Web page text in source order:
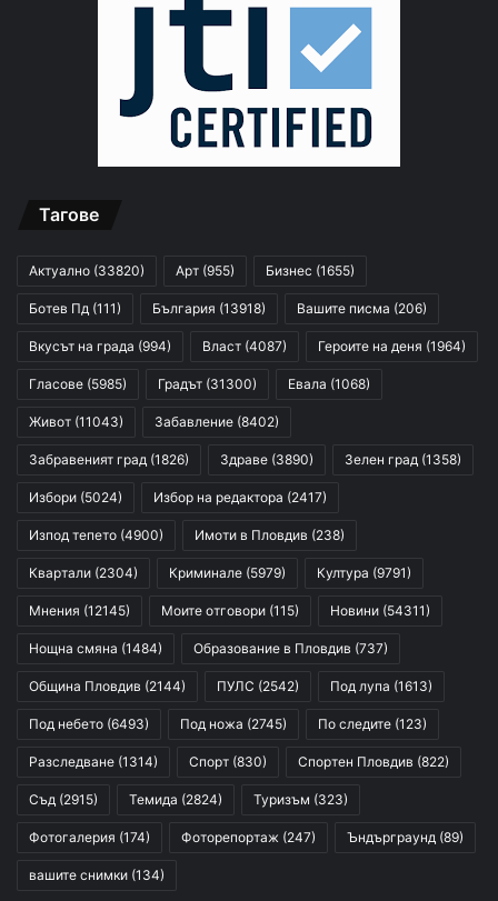
Тагове
Актуално (33820) Арт (955) Бизнес (1655)
Ботев Пд (111) България (13918) Вашите писма (206)
Вкусът на града (994) Власт (4087) Героите на деня (1964)
Гласове (5985) Градът (31300) Евала (1068)
Живот (11043) Забавление (8402)
Забравеният град (1826) Здраве (3890) Зелен град (1358)
Избори (5024) Избор на редактора (2417)
Изпод тепето (4900) Имоти в Пловдив (238)
Квартали (2304) Криминале (5979) Култура (9791)
Мнения (12145) Моите отговори (115) Новини (54311)
Нощна смяна (1484) Образование в Пловдив (737)
Община Пловдив (2144) ПУЛС (2542) Под лупа (1613)
Под небето (6493) Под ножа (2745) По следите (123)
Разследване (1314) Спорт (830) Спортен Пловдив (822)
Съд (2915) Темида (2824) Туризъм (323)
Фотогалерия (174) Фоторепортаж (247) Ъндърграунд (89)
вашите снимки (134)